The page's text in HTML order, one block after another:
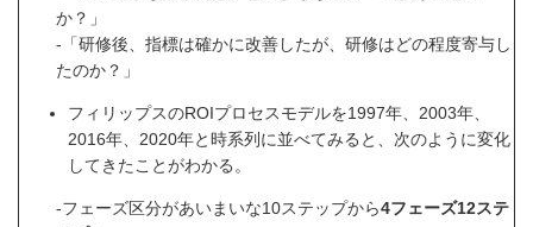
か？」
-「研修後、指標は確かに改善したが、研修はどの程度寄与し
たのか？」
フィリップスのROIプロセスモデルを1997年、2003年、
2016年、2020年と時系列に並べてみると、次のように変化
してきたことがわかる。
-フェーズ区分があいまいな10ステップから4フェーズ12ステ